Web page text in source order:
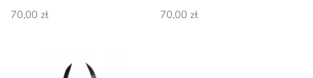
70,00 zł 70,00 zł